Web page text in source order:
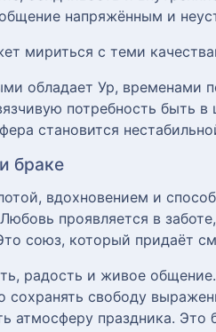
напряжённым и
мириться с теми
обладает Ур, временами
потребность быть
становится
браке
вдохновением и
проявляется в
союз, который придаёт
радость и живое
сохранять свободу
атмосферу праздника.